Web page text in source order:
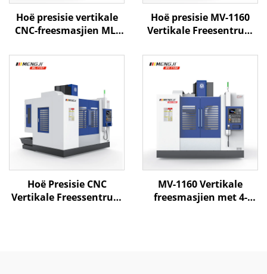
Hoë presisie vertikale
CNC-freesmasjien ML-
raam, lineêre gidsbaan
en ATC-stelsel vir
metaalbewerking
Hoë presisie MV-1160
Vertikale Freesentrum
Outomatiese
Gerefreeskakelaar en
Stewige Struktuur vir
Metaalfreesting
Hoë Presisie CNC
Vertikale Freessentrum
MV-1160 Vertikale
freesmasjien met 4-